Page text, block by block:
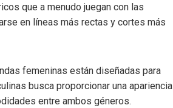
que a menudo juegan con las
en líneas más rectas y cortes más
femeninas están diseñadas para
busca proporcionar una apariencia
entre ambos géneros.